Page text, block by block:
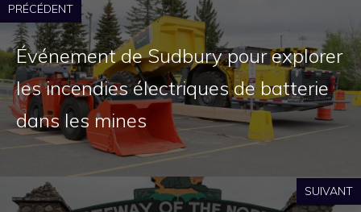
PRÉCÉDENT
Événement de Sudbury pour explorer
les incendies électriques de batterie
dans les mines
SUIVANT